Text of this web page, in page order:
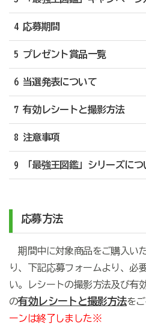
4 応募期間
5 プレゼント賞品一覧
6 当選発表について
7 有効レシートと撮影方法
8 注意事項
9 「最強王図鑑」シリーズにつ
応募方法
期間中に対象商品をご購入い
り、下記応募フォームより、必
い。レシートの撮影方法及び有
の有効レシートと撮影方法をご
ーンは終了しました※